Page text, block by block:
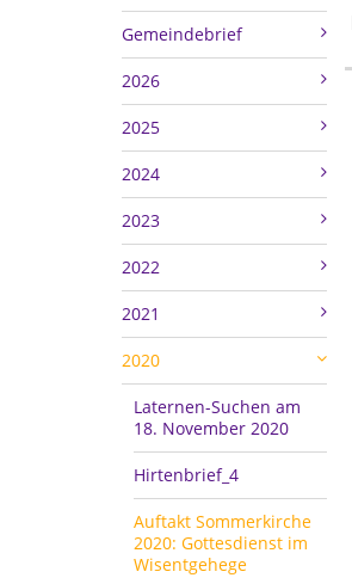
Gemeindebrief
2026
2025
2024
2023
2022
2021
2020
Laternen-Suchen am
18. November 2020
Hirtenbrief_4
Auftakt Sommerkirche
2020: Gottesdienst im
Wisentgehege